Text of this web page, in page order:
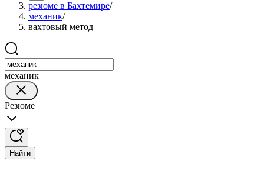
резюме в Бахтемире/
механик/
вахтовый метод
механик
Резюме
Найти